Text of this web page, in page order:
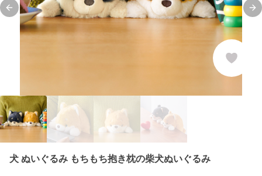
Previous slide
犬 ぬいぐるみ もちもち抱き枕の柴犬ぬいぐるみ